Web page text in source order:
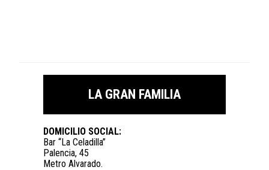
LA GRAN FAMILIA
DOMICILIO SOCIAL:
Bar “La Celadilla”
Palencia, 45
Metro Alvarado.